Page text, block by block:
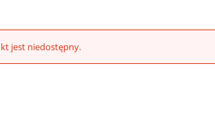
jest niedostępny.